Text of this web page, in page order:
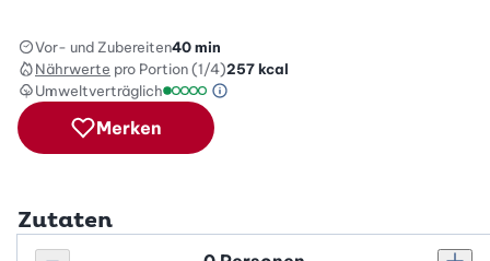
Vor- und Zubereiten40 min
Nährwerte pro Portion (1/4)257kcal
Umweltverträglich
Umweltverträglichkeitsskala: 1 von 5
Green Betty Skala Info
Merken
Zutaten